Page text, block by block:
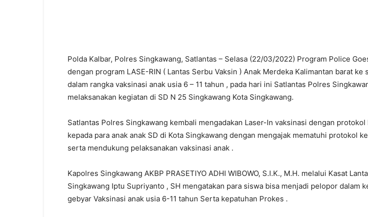
Polda Kalbar, Polres Singkawang, Satlantas – Selasa (22/03/2022) Program Police
dengan program LASE-RIN ( Lantas Serbu Vaksin ) Anak Merdeka Kalimantan barat ke
dalam rangka vaksinasi anak usia 6 – 11 tahun , pada hari ini Satlantas Polres
melaksanakan kegiatan di SD N 25 Singkawang Kota Singkawang.
Satlantas Polres Singkawang kembali mengadakan Laser-In vaksinasi dengan protokol
kepada para anak anak SD di Kota Singkawang dengan mengajak mematuhi protokol
serta mendukung pelaksanakan vaksinasi anak .
Kapolres Singkawang AKBP PRASETIYO ADHI WIBOWO, S.I.K., M.H. melalui Kasat
Singkawang Iptu Supriyanto , SH mengatakan para siswa bisa menjadi pelopor dalam
gebyar Vaksinasi anak usia 6-11 tahun Serta kepatuhan Prokes .